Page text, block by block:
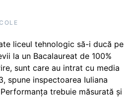
liceul tehnologic să-i ducă pe
la un Bacalaureat de 100%
sunt care au intrat cu media
spune inspectoarea Iuliana
trebuie măsurată și